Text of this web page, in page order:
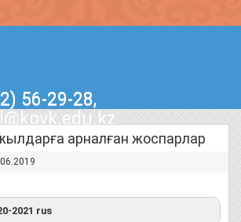
56-29-28,
Проспект Кобыландыарналған жоспарлар
2021 rus